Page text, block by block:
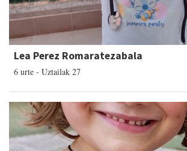
Lea Perez Romaratezabala
6 urte - Uztailak 27